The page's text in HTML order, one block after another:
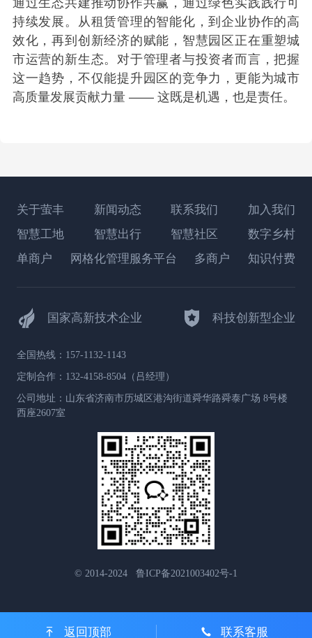
通过生态共建推动协作共赢，通过绿色实践践行可
持续发展。从租赁管理的智能化，到企业协作的高
效化，再到创新经济的赋能，智慧园区正在重塑城
市运营的新生态。对于管理者与投资者而言，把握
这一趋势，不仅能提升园区的竞争力，更能为城市
高质量发展贡献力量 —— 这既是机遇，也是责任。
关于萤丰 新闻动态 联系我们
加入我们
智慧工地
智慧出行 智慧社区
数字乡村
单商户
网格化管理服务平台 多商户 知识付费
国家高新技术企业 科技创新型企业
全国热线：157-1132-1143
定制合作：132-4158-8504（吕经理）
公司地址：山东省济南市历城区港沟街道舜华路舜泰广场 8号楼
西座2607室
© 2014-2024 鲁ICP备2021003402号-1
返回顶部 联系客服